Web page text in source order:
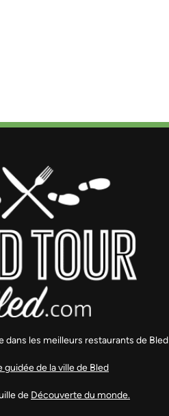
dans les meilleurs restaurants de Bled
guidée de la ville de Bled
de Découverte du monde.